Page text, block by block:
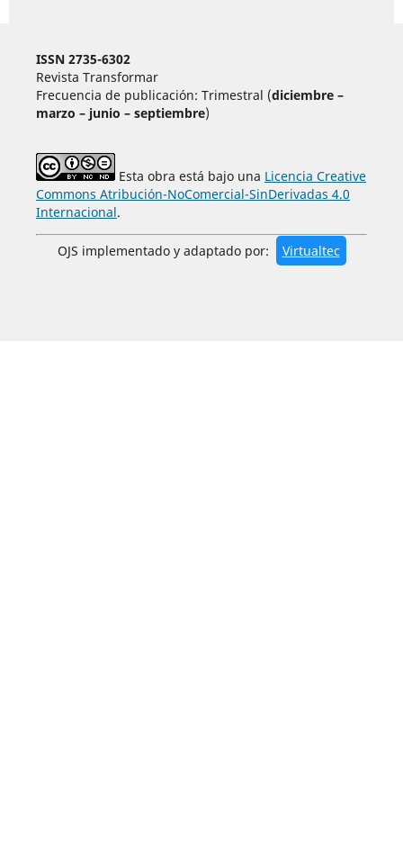
ISSN 2735-6302
Revista Transformar
Frecuencia de publicación: Trimestral (diciembre –
marzo – junio – septiembre)
Esta obra está bajo una Licencia Creative
Commons Atribución-NoComercial-SinDerivadas 4.0
Internacional.
OJS implementado y adaptado por: Virtualtec